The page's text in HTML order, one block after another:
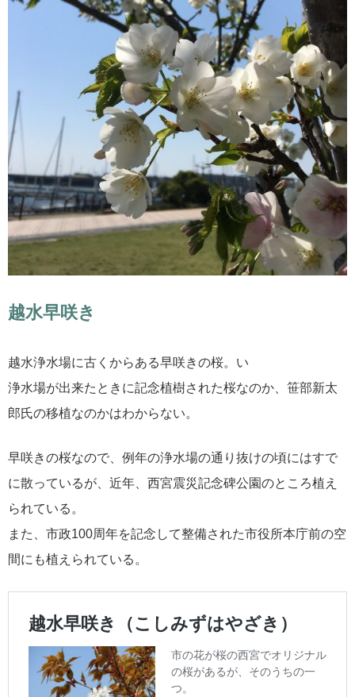
越水早咲き
越水浄水場に古くからある早咲きの桜。い
浄水場が出来たときに記念植樹された桜なのか、笹部新太
郎氏の移植なのかはわからない。
早咲きの桜なので、例年の浄水場の通り抜けの頃にはすで
に散っているが、近年、西宮震災記念碑公園のところ植え
られている。
また、市政100周年を記念して整備された市役所本庁前の空
間にも植えられている。